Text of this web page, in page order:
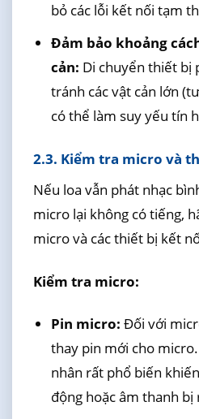
bỏ các lỗi kết nối tạm
Đảm bảo khoảng
cản: Di chuyển thiết bị
tránh các vật cản lớn
có thể làm suy yếu tín
2.3. Kiểm tra micro và
Nếu loa vẫn phát nhạc
micro lại không có tiếng,
micro và các thiết bị kết
Kiểm tra micro:
Pin micro: Đối với
thay pin mới cho
nhân rất phổ biến
động hoặc âm thanh bị